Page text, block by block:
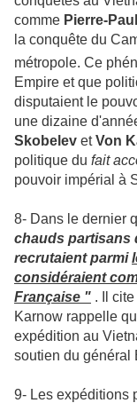
comme Pierre-
la conquête du
métropole. Ce
Empire et que
disputaient le
une dizaine
Skobelev etVon
politique du fait
pouvoir impérial à
8- Dans le dernier
chauds partisans
recrutaient parmi
considéraient
Française " . Il
Karnow rappelle
expédition au
soutien du général
9- Les expéditions